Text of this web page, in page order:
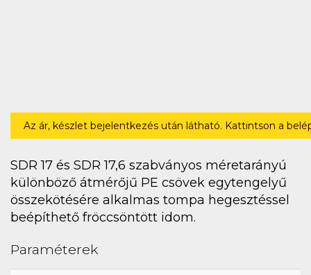
Az ár, készlet bejelentkezés után látható. Kattintson a
SDR 17 és SDR 17,6 szabványos méretarányú
különböző átmérőjű PE csövek egytengelyű
összekötésére alkalmas tompa hegesztéssel
beépíthető fröccsöntött idom.
Paraméterek